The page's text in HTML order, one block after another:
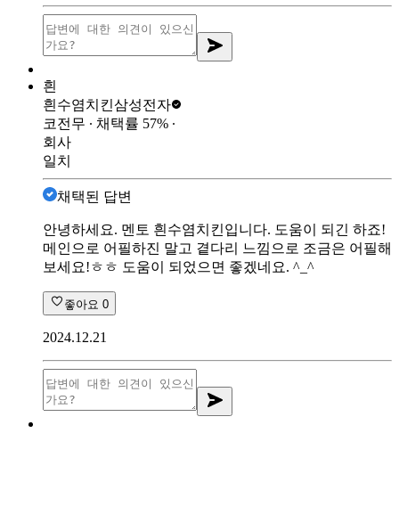
흰
흰수염치킨삼성전자
코전무 ∙ 채택률 57% ∙
회사
일치
채택된 답변
안녕하세요. 멘토 흰수염치킨입니다. 도움이 되긴 하죠!
메인으로 어필하진 말고 곁다리 느낌으로 조금은 어필해
보세요!ㅎㅎ 도움이 되었으면 좋겠네요. ^_^
좋아요 0
2024.12.21